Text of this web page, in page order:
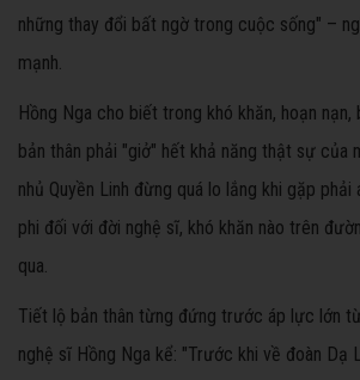
những thay đổi bất ngờ trong cuộc sống" –
mạnh.
Hồng Nga cho biết trong khó khăn, hoạn
bản thân phải "giở" hết khả năng thật sự của
nhủ Quyền Linh đừng quá lo lắng khi gặp
phi đối với đời nghệ sĩ, khó khăn nào trên
qua.
Tiết lộ bản thân từng đứng trước áp lực lớn
nghệ sĩ Hồng Nga kể: "Trước khi về đoàn Dạ